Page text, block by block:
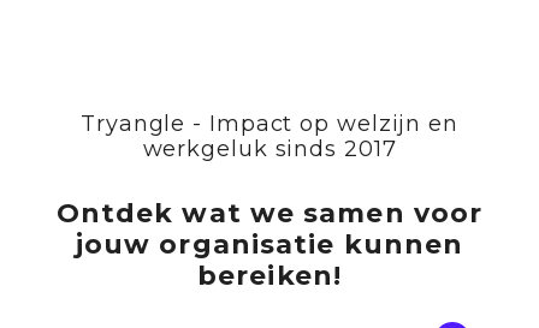
Tryangle - Impact op welzijn en
werkgeluk sinds 2017
Ontdek wat we samen voor
jouw organisatie kunnen
bereiken!